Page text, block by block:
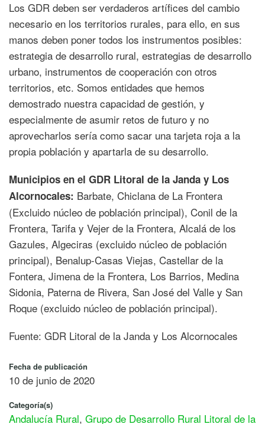
Los GDR deben ser verdaderos artífices del cambio
necesario en los territorios rurales, para ello, en sus
manos deben poner todos los instrumentos posibles:
estrategia de desarrollo rural, estrategias de desarrollo
urbano, instrumentos de cooperación con otros
territorios, etc. Somos entidades que hemos
demostrado nuestra capacidad de gestión, y
especialmente de asumir retos de futuro y no
aprovecharlos sería como sacar una tarjeta roja a la
propia población y apartarla de su desarrollo.
Municipios en el GDR Litoral de la Janda y Los
Alcornocales: Barbate, Chiclana de La Frontera
(Excluido núcleo de población principal), Conil de la
Frontera, Tarifa y Vejer de la Frontera, Alcalá de los
Gazules, Algeciras (excluido núcleo de población
principal), Benalup-Casas Viejas, Castellar de la
Fontera, Jimena de la Frontera, Los Barrios, Medina
Sidonia, Paterna de Rivera, San José del Valle y San
Roque (excluido núcleo de población principal).
Fuente: GDR Litoral de la Janda y Los Alcornocales
Fecha de publicación
10 de junio de 2020
Categoría(s)
Andalucía Rural, Grupo de Desarrollo Rural Litoral de la